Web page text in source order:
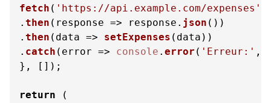
fetch ( 'https://api.example.com/expenses'
. then ( response => response. json ())
. then ( data => setExpenses (data))
. catch ( error => console . error ( 'Erreur:' ,
}, []);
return